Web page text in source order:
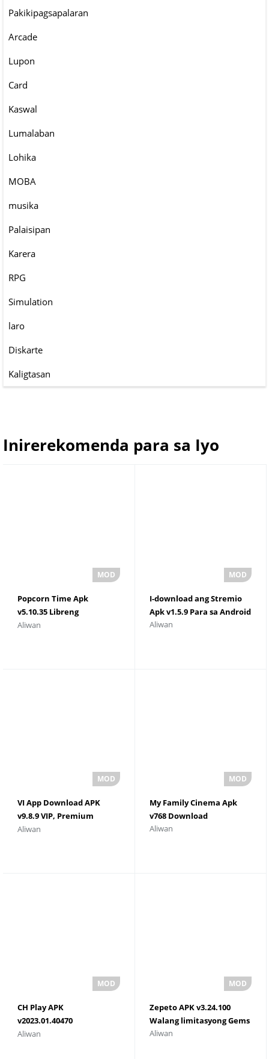
Pakikipagsapalaran
Arcade
Lupon
Card
Kaswal
Lumalaban
Lohika
MOBA
musika
Palaisipan
Karera
RPG
Simulation
laro
Diskarte
Kaligtasan
Inirerekomenda para sa Iyo
Popcorn Time Apk
v5.10.35 Libreng
Download
Aliwan
I-download ang Stremio
Apk v1.5.9 Para sa Android
Aliwan
VI App Download APK
v9.8.9 VIP, Premium
Unlocked
Aliwan
My Family Cinema Apk
v768 Download
Aliwan
CH Play APK
v2023.01.40470
(501577610.501577610-
Aliwan
Zepeto APK v3.24.100
Walang limitasyong Gems
Aliwan